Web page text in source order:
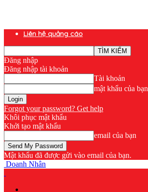
Liên hệ quảng cáo
Đăng nhập
Đăng nhập tài khoản
Tài khoản
mật khẩu của bạn
Forgot your password? Get help
Khôi phục mật khẩu
Khởi tạo mật khẩu
email của bạn
Mật khẩu đã được gửi vào email của bạn.
Doanh Nhân